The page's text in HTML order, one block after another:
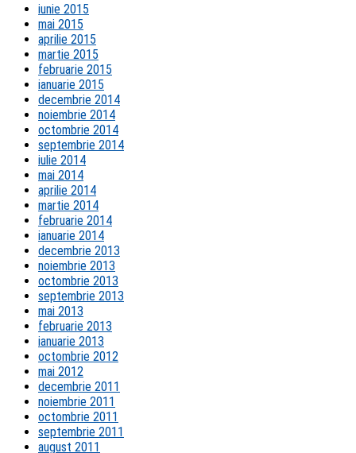
iunie 2015
mai 2015
aprilie 2015
martie 2015
februarie 2015
ianuarie 2015
decembrie 2014
noiembrie 2014
octombrie 2014
septembrie 2014
iulie 2014
mai 2014
aprilie 2014
martie 2014
februarie 2014
ianuarie 2014
decembrie 2013
noiembrie 2013
octombrie 2013
septembrie 2013
mai 2013
februarie 2013
ianuarie 2013
octombrie 2012
mai 2012
decembrie 2011
noiembrie 2011
octombrie 2011
septembrie 2011
august 2011